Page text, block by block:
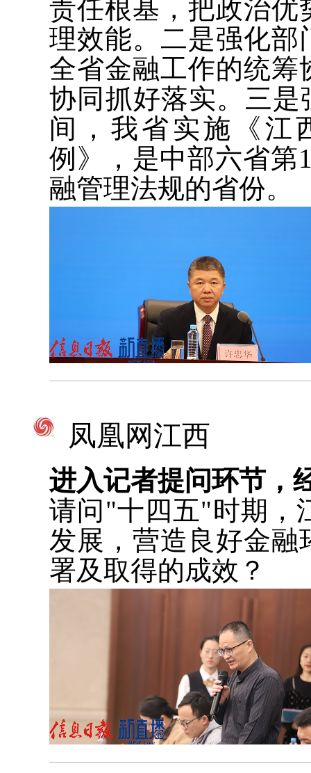
责任根基，把政治优
理效能。二是强化部
全省金融工作的统筹
协同抓好落实。三
间，我省实施《江
例》，是中部六省第
融管理法规的省份。
凤凰网江西
进入记者提问环节，
请问"十四五"时期，
发展，营造良好金融
署及取得的成效？